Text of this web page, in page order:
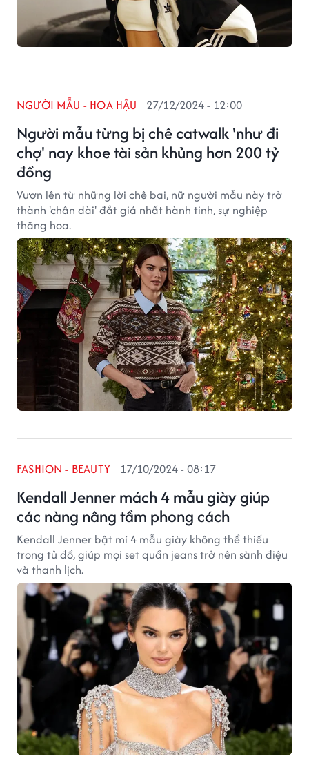
Người mẫu từng bị chê catwalk 'như đi
chợ' nay khoe tài sản khủng hơn 200 tỷ
đồng
NGƯỜI MẪU - HOA HẬU 27/12/2024 - 12:00
Vươn lên từ những lời chê bai, nữ người mẫu này trở
thành 'chân dài' đắt giá nhất hành tinh, sự nghiệp
thăng hoa.
Kendall Jenner mách 4 mẫu giày giúp
các nàng nâng tầm phong cách
FASHION - BEAUTY 17/10/2024 - 08:17
Kendall Jenner bật mí 4 mẫu giày không thể thiếu
trong tủ đồ, giúp mọi set quần jeans trở nên sành điệu
và thanh lịch.